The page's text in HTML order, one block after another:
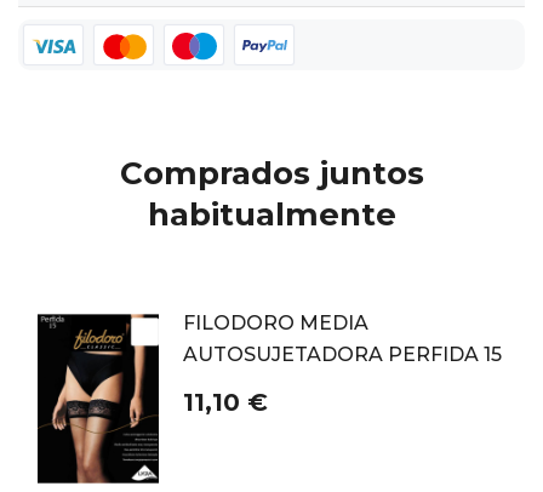
Comprados juntos
habitualmente
FILODORO MEDIA
AUTOSUJETADORA PERFIDA 15
11,10 €